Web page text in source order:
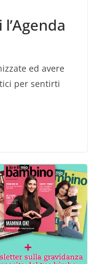
ed avere
per sentirti